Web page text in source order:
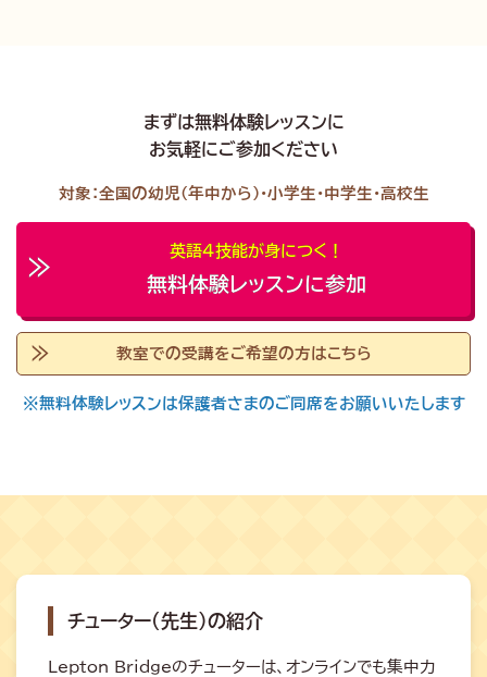
まずは無料体験レッスンに
お気軽にご参加ください
対象：全国の幼児（年中から）・小学生・中学生・高校生
英語４技能が身につく！
無料体験レッスンに参加
教室での受講をご希望の方はこちら
※無料体験レッスンは保護者さまのご同席をお願いいたします
チューター（先生）の紹介
Lepton Bridgeのチューターは、オンラインでも集中力